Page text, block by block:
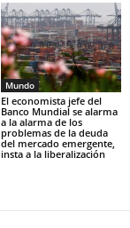
Mundo
El economista jefe del
Banco Mundial se alarma
a la alarma de los
problemas de la deuda
del mercado emergente,
insta a la liberalización